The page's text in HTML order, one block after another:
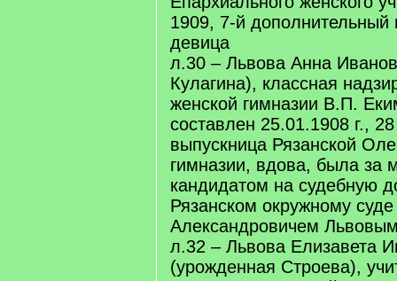
1909, 7-й дополнительный
девица
л.30 – Львова Анна
Кулагина), классная
женской гимназии В.П.
составлен 25.01.1908 г.,
выпускница Рязанской
гимназии, вдова, была за
кандидатом на судебную
Рязанском окружному
Александровичем
л.32 – Львова Елизавета
(урожденная Строева),